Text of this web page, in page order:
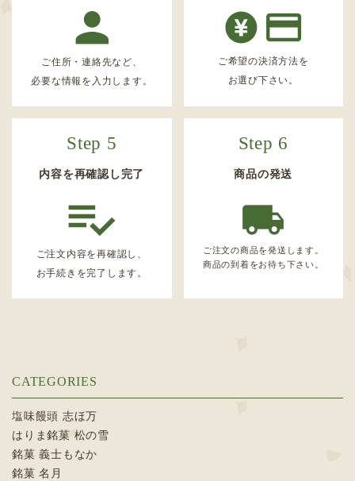
ご住所・連絡先など、
必要な情報を入力します。
ご希望の決済方法を
お選び下さい。
Step 5
内容を再確認し完了
ご注文内容を再確認し、
お手続きを完了します。
Step 6
商品の発送
ご注文の商品を発送します。
商品の到着をお待ち下さい。
CATEGORIES
塩味饅頭 志ほ万
はりま銘菓 松の雪
銘菓 義士もなか
銘菓 名月